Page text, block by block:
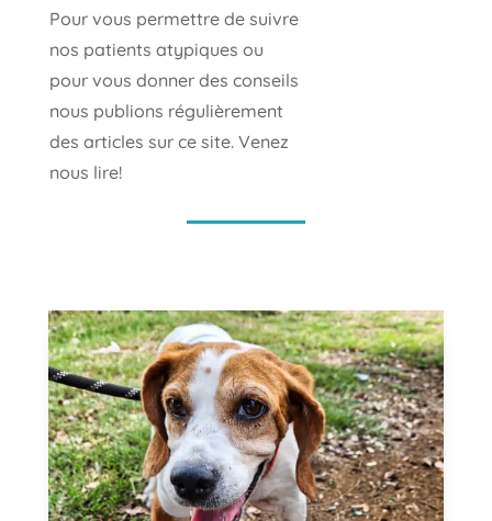
Pour vous permettre de suivre
nos patients atypiques ou
pour vous donner des conseils
nous publions régulièrement
des articles sur ce site. Venez
nous lire!